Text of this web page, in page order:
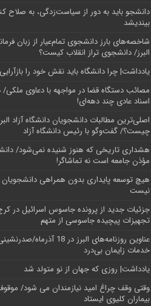
دانشجو باید به دور از سیاست‌زدگی، به صلاح
بیندیشد
شاخصه‌های بارز دانشجوی تمام‌عیار از زبان
البرز/ دانشجوی تراز انقلاب کیست؟
یادداشت| چرا دانشگاه باید نقش خود را
مصائب دستگاه قضا در مواجهه با دعاوی ملکی/
اسناد عادی چند‌ دهه‌ای!
اصلی‌ترین مطالبات دانشجویان دانشگاه آزاد
چیست؟/ گفت‌وگو با رئیس دانشگاه آز‌اد
هشداری تاریخی که هنوز شنیده نمی‌شود/
مؤذن جامعه است نه تماشاگر!
هیچ توسعه پایداری بدون همراهی
نیست
جزئیات جدید از پرونده جاسوس اسرائیل در
تجهیزات پیچیده جاسوسی از متهم
عناوین روزنامه‌های البرز در ‌18
خدمات زایمان بی‌درد
یادداشت| روزی که جهان از نو متولد شد
وقتی وقف چراغ امید نیازمندان می شود/
بیماران کلیوی ایستاد